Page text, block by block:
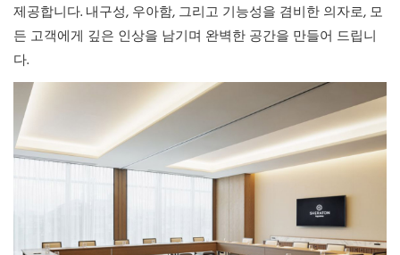
제공합니다. 내구성, 우아함, 그리고 기능성을 겸비한 의자로, 모
든 고객에게 깊은 인상을 남기며 완벽한 공간을 만들어 드립니
다.